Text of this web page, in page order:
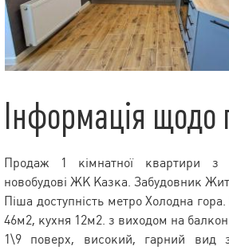
Інформація щодо
Продаж 1 кімнатної квартири з
новобудові ЖК Казка. Забудовник
Піша доступність метро Холодна
46м2, кухня 12м2. з виходом на
1\9 поверх, високий, гарний вид